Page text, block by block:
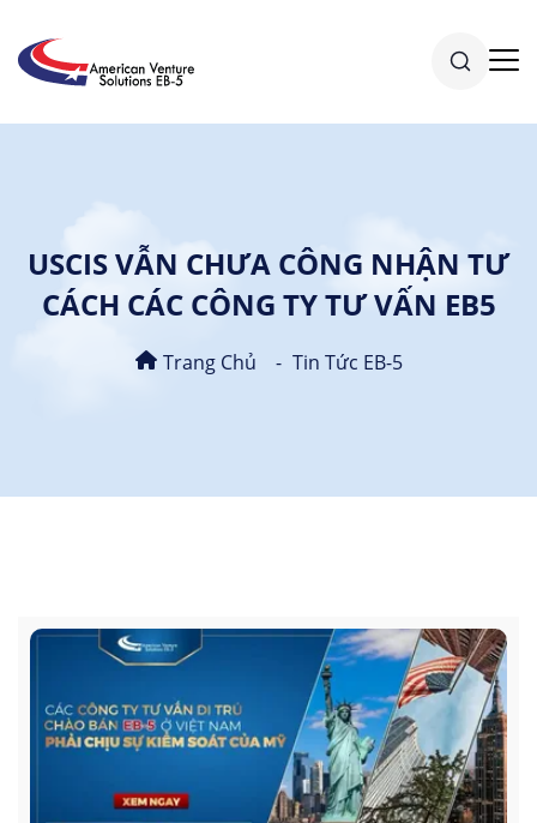
USCIS VẪN CHƯA CÔNG NHẬN TƯ
CÁCH CÁC CÔNG TY TƯ VẤN EB5
Trang Chủ Tin Tức EB-5